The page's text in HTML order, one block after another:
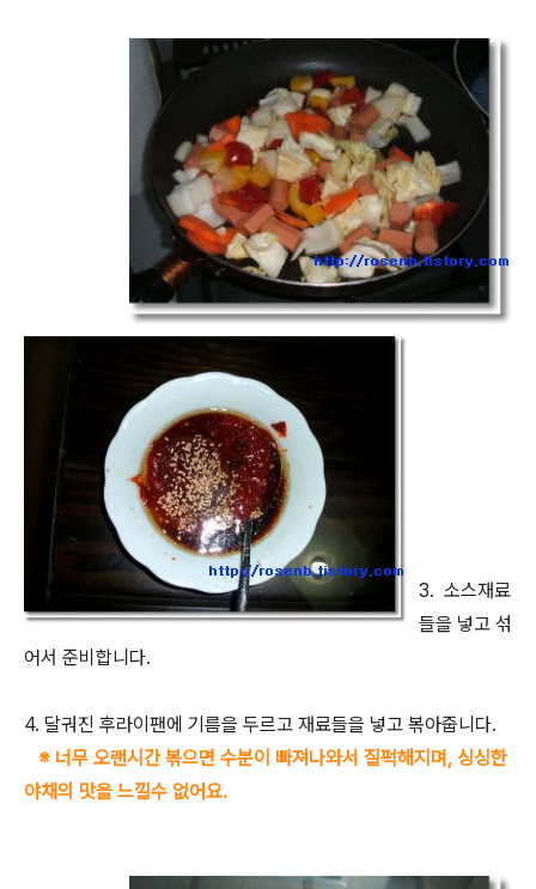
3. 소스재료
들을 넣고 섞
어서 준비합니다.
4. 달궈진 후라이팬에 기름을 두르고 재료들을 넣고 볶아줍니다.
※ 너무 오랜시간 볶으면 수분이 빠져나와서 질퍽해지며, 싱싱한
야채의 맛을 느낄수 없어요.